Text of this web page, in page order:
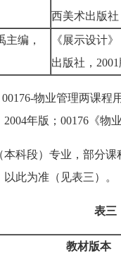
西美术出版社
主编，
《展示设计
出版社，
物业管理两课程
年版；00176《物
段）专业，部分课
此为准（见表三）。
表三
教材版本